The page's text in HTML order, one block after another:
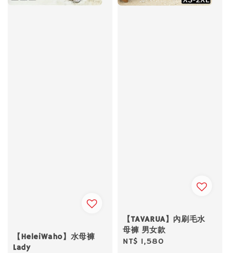
【HeleiWaho】水母褲
Lady
【TAVARUA】內刷毛水
母褲 男女款
Regular
NT$ 1,580